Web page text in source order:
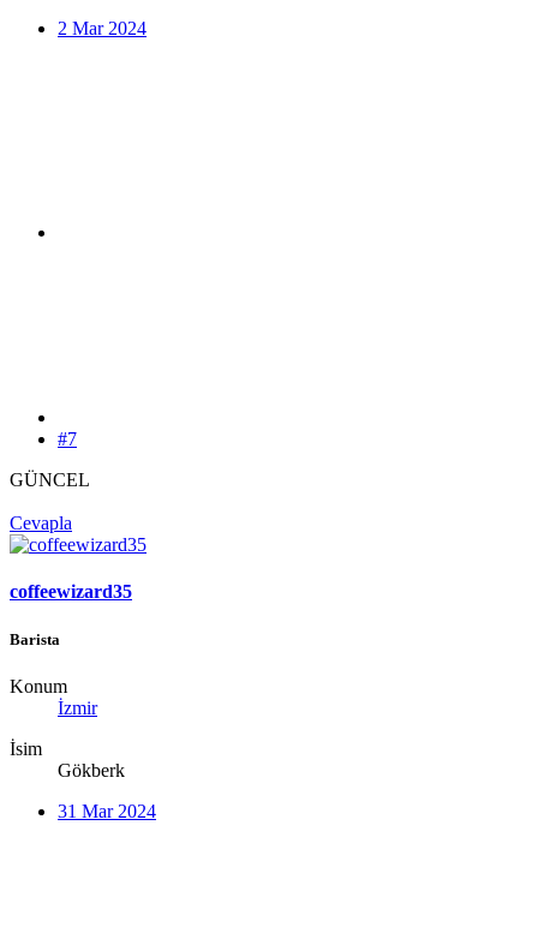
2 Mar 2024
#7
GÜNCEL
Cevapla
coffeewizard35
Barista
Konum
İzmir
İsim
Gökberk
31 Mar 2024